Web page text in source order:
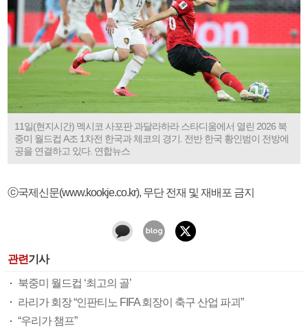
11일(현지시간) 멕시코 사포판 과달라하라 스타디움에서 열린 2026 북
중미 월드컵 A조 1차전 한국과 체코의 경기. 전반 한국 황인범이 전방에
공을 연결하고 있다. 연합뉴스
ⓒ국제신문(www.kookje.co.kr), 무단 전재 및 재배포 금지
관련기사
북중미 월드컵 ‘최고의 골’
라리가 회장 “인판티노 FIFA 회장이 축구 산업 파괴”
“우리가 챔프”